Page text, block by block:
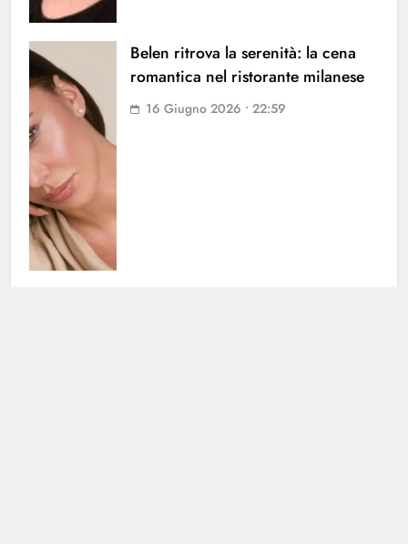
Belen ritrova la serenità: la cena
romantica nel ristorante milanese
16 Giugno 2026 • 22:59